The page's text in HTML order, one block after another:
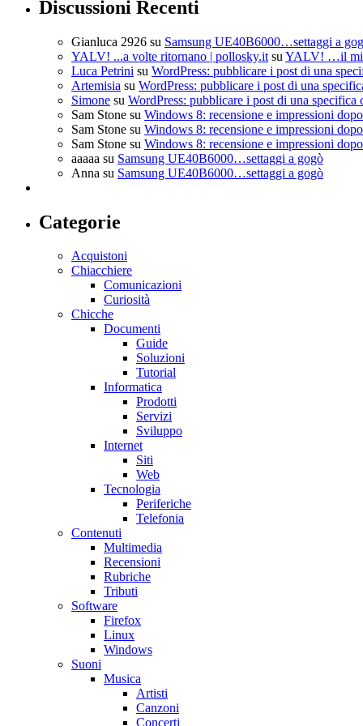
Discussioni Recenti
Gianluca 2926 su Samsung UE40B6000…settaggi a
YALV! ...a volte ritornano | pollosky.it su YALV! …il
Luca Petrini su WordPress: pubblicare i post di una
Artemisia su WordPress: pubblicare i post di una
Simone su WordPress: pubblicare i post di una specifica
Sam Stone su Windows 8: recensione e impressioni
Sam Stone su Windows 8: recensione e impressioni
Sam Stone su Windows 8: recensione e impressioni
aaaaa su Samsung UE40B6000…settaggi a gogò
Anna su Samsung UE40B6000…settaggi a gogò
Categorie
Acquistoni
Chiacchiere
Comunicazioni
Curiosità
Chicche
Documenti
Guide
Soluzioni
Tutorial
Informatica
Prodotti
Servizi
Sviluppo
Internet
Siti
Web
Tecnologia
Periferiche
Telefonia
Contenuti
Multimedia
Recensioni
Rubriche
Tributi
Software
Firefox
Linux
Windows
Suoni
Musica
Artisti
Canzoni
Concerti